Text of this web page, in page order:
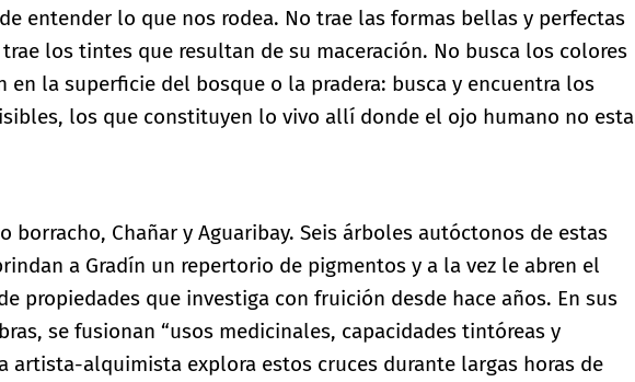
entender lo que nos rodea. No trae las formas bellas y perfectas
los tintes que resultan de su maceración. No busca los colores
en la superficie del bosque o la pradera: busca y encuentra los
los que constituyen lo vivo allí donde el ojo humano no esta
borracho, Chañar y Aguaribay. Seis árboles autóctonos de estas
a Gradín un repertorio de pigmentos y a la vez le abren el
propiedades que investiga con fruición desde hace años. En sus
se fusionan “usos medicinales, capacidades tintóreas y
artista-alquimista explora estos cruces durante largas horas de